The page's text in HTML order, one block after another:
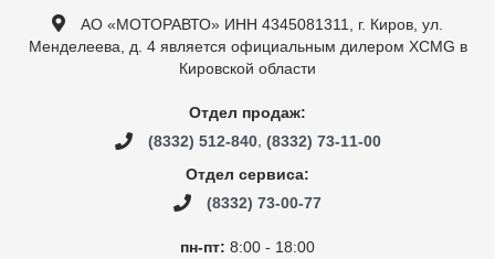
АО «МОТОРАВТО» ИНН 4345081311, г. Киров, ул.
Менделеева, д. 4 является официальным дилером XCMG в
Кировской области
Отдел продаж:
(8332) 512-840, (8332) 73-11-00
Отдел сервиса:
(8332) 73-00-77
пн-пт: 8:00 - 18:00